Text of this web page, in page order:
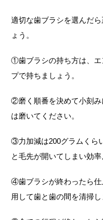
適切な歯ブラシを選んだ
ょう。
①歯ブラシの持ち方は、エ
プで持ちましょう。
②磨く順番を決めて小刻み
は磨いてください。
③力加減は200グラムくら
と毛先が開いてしまい効
④歯ブラシが終わったら仕
用して歯と歯の間を清掃し